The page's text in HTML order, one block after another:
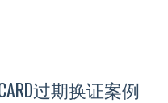
过期换证案例